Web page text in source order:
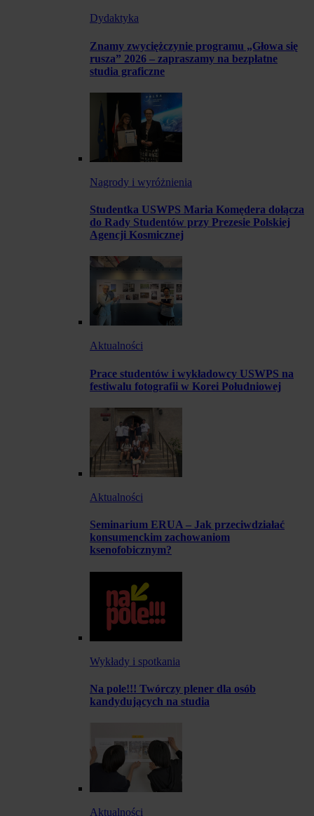
Dydaktyka
Znamy zwyciężczynie programu „Głowa się
rusza” 2026 – zapraszamy na bezpłatne
studia graficzne
Nagrody i wyróżnienia
Studentka USWPS Maria Komędera dołącza
do Rady Studentów przy Prezesie Polskiej
Agencji Kosmicznej
Aktualności
Prace studentów i wykładowcy USWPS na
festiwalu fotografii w Korei Południowej
Aktualności
Seminarium ERUA – Jak przeciwdziałać
konsumenckim zachowaniom
ksenofobicznym?
Wykłady i spotkania
Na pole!!! Twórczy plener dla osób
kandydujących na studia
Aktualności